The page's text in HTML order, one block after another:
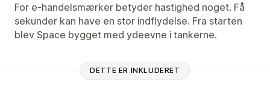
For e-handelsmærker betyder hastighed noget. Få
sekunder kan have en stor indflydelse. Fra starten
blev Space bygget med ydeevne i tankerne.
DETTE ER INKLUDERET